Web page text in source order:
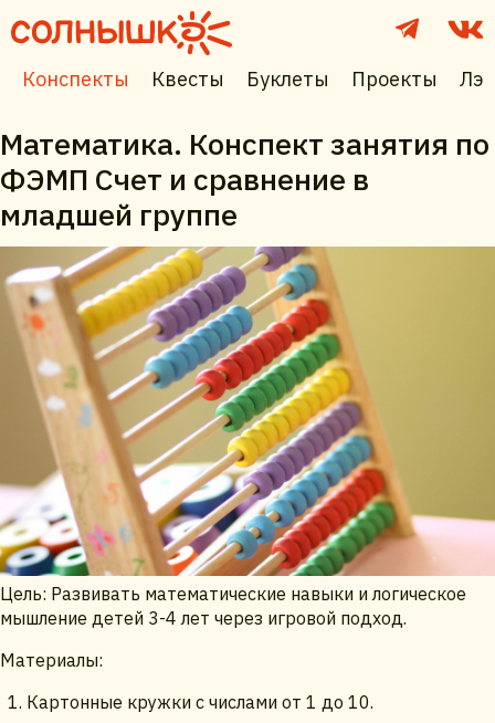
Конспекты Квесты Буклеты Проекты
Математика. Конспект занятия по
ФЭМП Счет и сравнение в
младшей группе
Цель: Развивать математические навыки и логическое
мышление детей 3-4 лет через игровой подход.
Материалы:
Картонные кружки с числами от 1 до 10.